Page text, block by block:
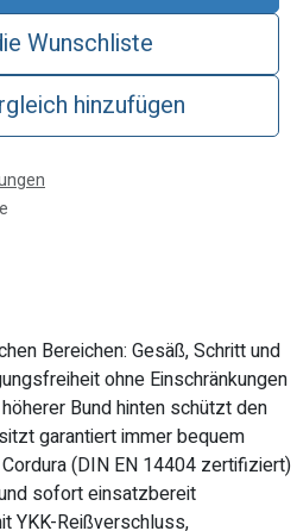
hinzufügen
Wunschliste
Bereichen: Gesäß, Schritt und
ohne Einschränkungen
Bund hinten schützt den
garantiert immer bequem
(DIN EN 14404 zertifiziert)
sofort einsatzbereit
YKK-Reißverschluss,